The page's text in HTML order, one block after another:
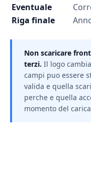
Eventuale
Riga finale
Non scaricare
terzi. Il logo
campi puo essere
valida e quella
perche e quella
momento del